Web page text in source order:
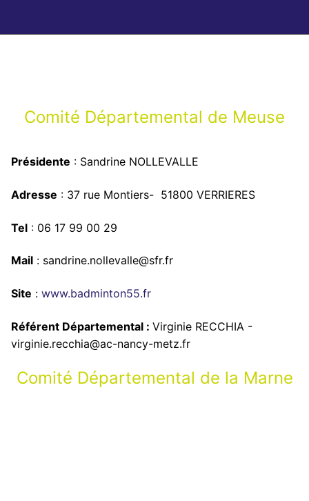
Comité Départemental de Meuse
Présidente : Sandrine NOLLEVALLE
Adresse : 37 rue Montiers- 51800 VERRIERES
Tel : 06 17 99 00 29
Mail : sandrine.nollevalle@sfr.fr
Site : www.badminton55.fr
Référent Départemental : Virginie RECCHIA -
virginie.recchia@ac-nancy-metz.fr
Comité Départemental de la Marne